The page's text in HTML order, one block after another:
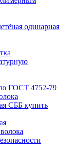
одинарная
ГОСТ 4752-79
СББ купить